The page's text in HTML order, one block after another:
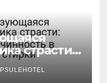
страсти:
в